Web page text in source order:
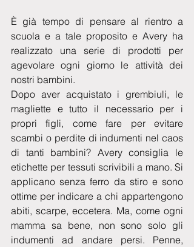
È già tempo di pensare al rientro a
scuola e a tale proposito e Avery ha
realizzato una serie di prodotti per
agevolare ogni giorno le attività dei
nostri bambini.
Dopo aver acquistato i grembiuli, le
magliette e tutto il necessario per i
propri figli, come fare per evitare
scambi o perdite di indumenti nel caos
di tanti bambini? Avery consiglia le
etichette per tessuti scrivibili a mano. Si
applicano senza ferro da stiro e sono
ottime per indicare a chi appartengono
abiti, scarpe, eccetera. Ma, come ogni
mamma sa bene, non sono solo gli
indumenti ad andare persi. Penne,